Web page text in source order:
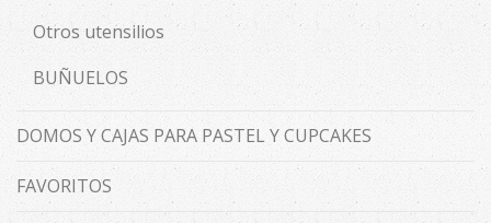
Otros utensilios
BUÑUELOS
DOMOS Y CAJAS PARA PASTEL Y CUPCAKES
FAVORITOS